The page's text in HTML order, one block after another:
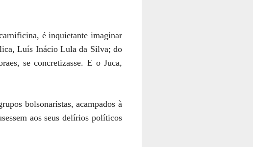
é inquietante imaginar
Luís Inácio Lula da Silva; do
se concretizasse. E o Juca,
bolsonaristas, acampados à
aos seus delírios políticos